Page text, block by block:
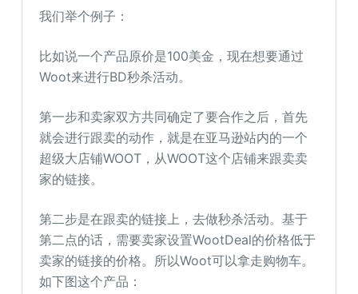
我们举个例子：
比如说一个产品原价是100美金，现在想要通过
Woot来进行BD秒杀活动。
第一步和卖家双方共同确定了要合作之后，首先
就会进行跟卖的动作，就是在亚马逊站内的一个
超级大店铺WOOT，从WOOT这个店铺来跟卖卖
家的链接。
第二步是在跟卖的链接上，去做秒杀活动。基于
第二点的话，需要卖家设置WootDeal的价格低于
卖家的链接的价格。所以Woot可以拿走购物车。
如下图这个产品：